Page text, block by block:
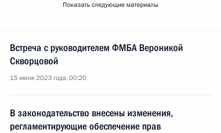
Показать следующие материалы
Встреча с руководителем ФМБА Вероникой
Скворцовой
15 июня 2023 года, 00:20
В законодательство внесены изменения,
регламентирующие обеспечение прав